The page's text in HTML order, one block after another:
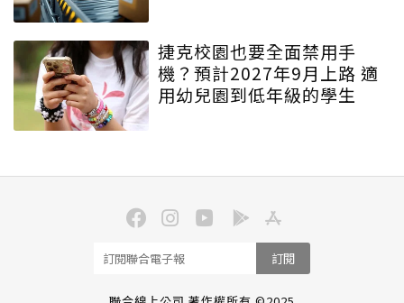
捷克校園也要全面禁用手
機？預計2027年9月上路 適
用幼兒園到低年級的學生
訂閱